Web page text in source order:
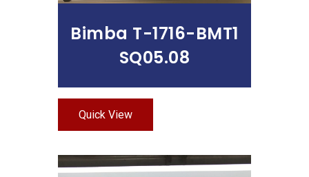
Bimba T-1716-BMT1
SQ05.08
Quick View